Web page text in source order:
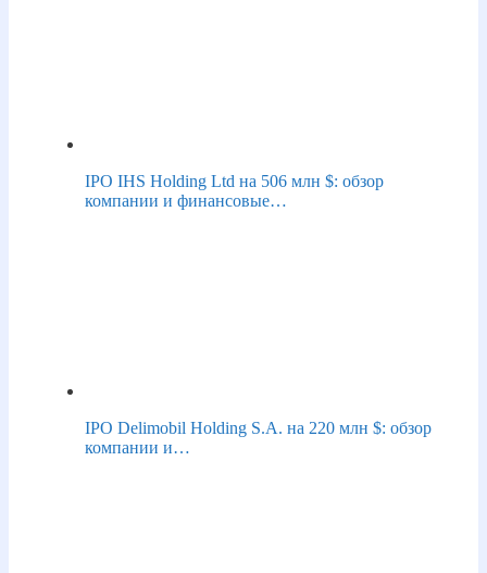
IPO IHS Holding Ltd на 506 млн $: обзор
компании и финансовые…
IPO Delimobil Holding S.A. на 220 млн $: обзор
компании и…